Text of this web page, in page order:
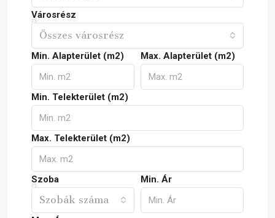
Városrész
Összes városrész
Min. Alapterület (m2) Max. Alapterület (m2)
Min. Telekterület (m2)
Max. Telekterület (m2)
Szoba
Szobák száma
Min. Ár